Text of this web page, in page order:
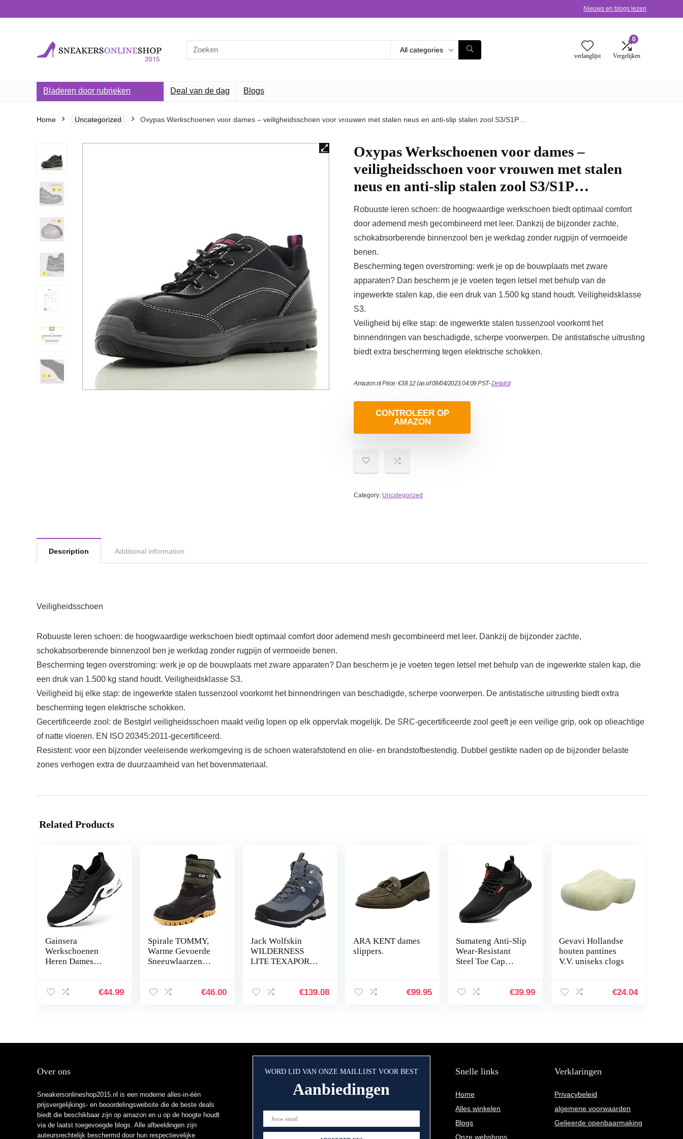
Nieuws en blogs lezen
Search
for:
All categories
verlanglijst
0
Vergelijken
Bladeren door rubrieken Deal van de dag Blogs
Home Uncategorized Oxypas Werkschoenen voor dames – veiligheidsschoen voor vrouwen met stalen neus en anti-slip stalen zool S3/S1P…
Oxypas Werkschoenen voor dames –
veiligheidsschoen voor vrouwen met stalen
neus en anti-slip stalen zool S3/S1P…
Robuuste leren schoen: de hoogwaardige werkschoen biedt optimaal comfort
door ademend mesh gecombineerd met leer. Dankzij de bijzonder zachte,
schokabsorberende binnenzool ben je werkdag zonder rugpijn of vermoeide
benen.
Bescherming tegen overstroming: werk je op de bouwplaats met zware
apparaten? Dan bescherm je je voeten tegen letsel met behulp van de
ingewerkte stalen kap, die een druk van 1.500 kg stand houdt. Veiligheidsklasse
S3.
Veiligheid bij elke stap: de ingewerkte stalen tussenzool voorkomt het
binnendringen van beschadigde, scherpe voorwerpen. De antistatische uitrusting
biedt extra bescherming tegen elektrische schokken.
Amazon.nl Price:€38.12(as of 09/04/2023 04:09 PST-Details)
CONTROLEER OP
AMAZON
Category: Uncategorized
Description Additional information
Veiligheidsschoen
Robuuste leren schoen: de hoogwaardige werkschoen biedt optimaal comfort door ademend mesh gecombineerd met leer. Dankzij de bijzonder zachte,
schokabsorberende binnenzool ben je werkdag zonder rugpijn of vermoeide benen.
Bescherming tegen overstroming: werk je op de bouwplaats met zware apparaten? Dan bescherm je je voeten tegen letsel met behulp van de ingewerkte stalen kap, die
een druk van 1.500 kg stand houdt. Veiligheidsklasse S3.
Veiligheid bij elke stap: de ingewerkte stalen tussenzool voorkomt het binnendringen van beschadigde, scherpe voorwerpen. De antistatische uitrusting biedt extra
bescherming tegen elektrische schokken.
Gecertificeerde zool: de Bestgirl veiligheidsschoen maakt veilig lopen op elk oppervlak mogelijk. De SRC-gecertificeerde zool geeft je een veilige grip, ook op olieachtige
of natte vloeren. EN ISO 20345:2011-gecertificeerd.
Resistent: voor een bijzonder veeleisende werkomgeving is de schoen waterafstotend en olie- en brandstofbestendig. Dubbel gestikte naden op de bijzonder belaste
zones verhogen extra de duurzaamheid van het bovenmateriaal.
Related Products
Gainsera
Werkschoenen
Heren Dames
n Stalen Neus
€44.99
Spirale TOMMY,
Warme Gevoerde
Sneeuwlaarzen
€46.00
Jack Wolfskin
WILDERNESS
LITE TEXAPORE
wandellaarzen
€139.08
ARA KENT dames
slippers.
€99.95
Sumateng Anti-Slip
Wear-Resistant
Steel Toe Cap
Anti-Punctuur
€39.99
Gevavi Hollandse
houten pantines
V.V. uniseks clogs
€24.04
Over ons
Sneakersonlineshop2015.nl is een moderne alles-in-één
prijsvergelijkings- en beoordelingswebsite die de beste deals
biedt die beschikbaar zijn op amazon en u op de hoogte houdt
via de laatst toegevoegde blogs. Alle afbeeldingen zijn
auteursrechtelijk beschermd door hun respectievelijke
WORD LID VAN ONZE MAILLIJST VOOR BEST
Aanbiedingen
Snelle links
Home
Alles winkelen
Blogs
Onze webshops
Verklaringen
Privacybeleid
algemene voorwaarden
Gelieerde openbaarmaking